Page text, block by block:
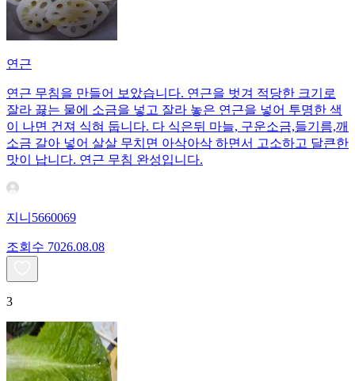
연근
연근 무침을 만들어 보았습니다. 연근을 벗겨 적당한 크기로
잘라 끓는 물에 소금을 넣고 잘라 놓은 연근을 넣어 투명한 색
이 나면 건져 식혀 둡니다. 다 식은뒤 마늘, 구운소금,들기름,깨
소금 갈아 넣어 살살 무치면 아삭아삭 하면서 고소하고 달큰한
맛이 납니다. 연근 무침 완성입니다.
지니5660069
조회수 7026.08.08
3